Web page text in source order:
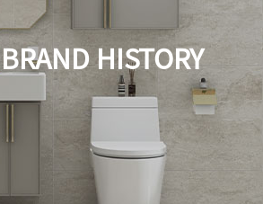
BRAND HISTORY